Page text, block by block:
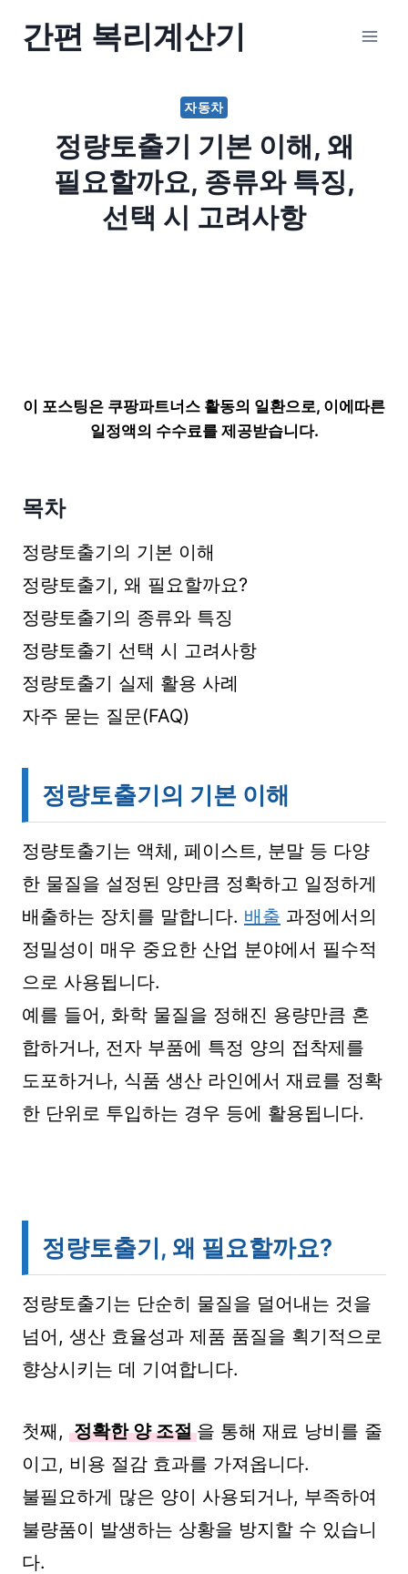
간편 복리계산기
자동차
정량토출기 기본 이해, 왜
필요할까요, 종류와 특징,
선택 시 고려사항
이 포스팅은 쿠팡파트너스 활동의 일환으로, 이에따른
일정액의 수수료를 제공받습니다.
목차
정량토출기의 기본 이해
정량토출기, 왜 필요할까요?
정량토출기의 종류와 특징
정량토출기 선택 시 고려사항
정량토출기 실제 활용 사례
자주 묻는 질문(FAQ)
정량토출기의 기본 이해
정량토출기는 액체, 페이스트, 분말 등 다양
한 물질을 설정된 양만큼 정확하고 일정하게
배출하는 장치를 말합니다. 배출 과정에서의
정밀성이 매우 중요한 산업 분야에서 필수적
으로 사용됩니다.
예를 들어, 화학 물질을 정해진 용량만큼 혼
합하거나, 전자 부품에 특정 양의 접착제를
도포하거나, 식품 생산 라인에서 재료를 정확
한 단위로 투입하는 경우 등에 활용됩니다.
정량토출기, 왜 필요할까요?
정량토출기는 단순히 물질을 덜어내는 것을
넘어, 생산 효율성과 제품 품질을 획기적으로
향상시키는 데 기여합니다.
첫째, 정확한 양 조절 을 통해 재료 낭비를 줄
이고, 비용 절감 효과를 가져옵니다.
불필요하게 많은 양이 사용되거나, 부족하여
불량품이 발생하는 상황을 방지할 수 있습니
다.